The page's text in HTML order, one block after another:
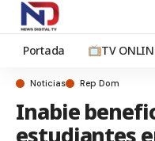
Portada TV
Noticias Rep Dom
Inabie
estudiantes